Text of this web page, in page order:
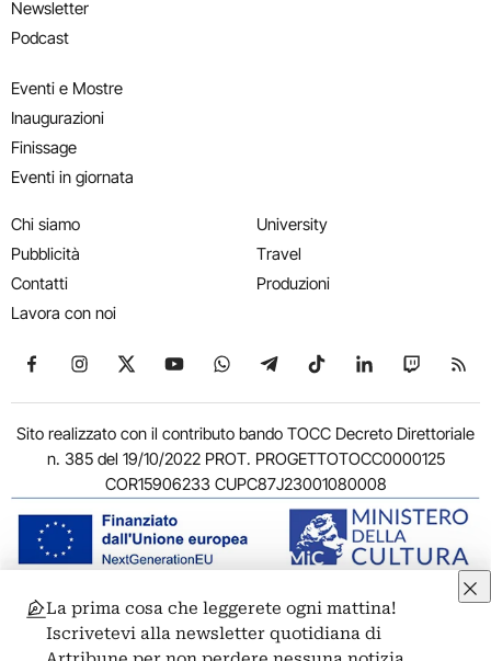
Newsletter
Podcast
Eventi e Mostre
Inaugurazioni
Finissage
Eventi in giornata
Chi siamo
Pubblicità
Contatti
Lavora con noi
University
Travel
Produzioni
Seguici su Facebook
Seguici su Instagram
Seguici su X
Seguici su YouTube
Seguici su WhatsApp
Seguici su Telegram
Seguici su TikTok
Seguici su
Seguici
Sito realizzato con il contributo bando TOCC Decreto Direttoriale
n. 385 del 19/10/2022 PROT. PROGETTOTOCC0000125
COR15906233 CUPC87J23001080008
© 2011-2026 ARTRIBUNE srl – Corso Vittorio Emanuele II, 287 –
00186 Roma - P.I. 11381581005
La prima cosa che leggerete ogni mattina!
Iscrivetevi alla newsletter quotidiana di